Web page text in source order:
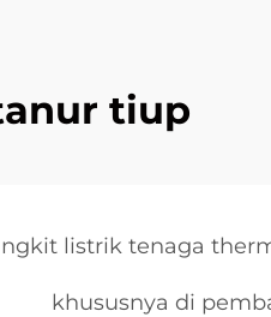
tiup
listrik tenaga
khususnya di